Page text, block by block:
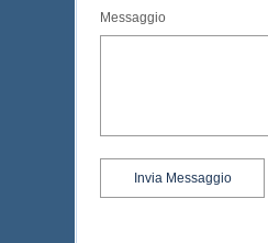
Messaggio